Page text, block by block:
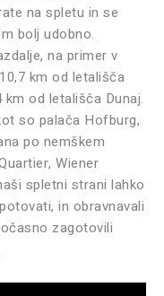
na spletu in se
bolj udobno.
na primer v
km od letališča
km od letališča Dunaj.
so palača Hofburg,
po nemškem
Wiener
spletni strani lahko
in obravnavali
zagotovili